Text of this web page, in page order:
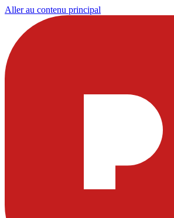
Aller au contenu principal